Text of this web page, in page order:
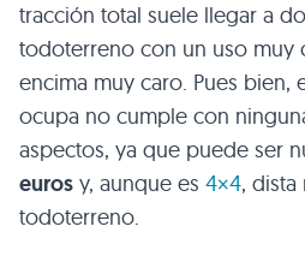
tracción total suele llegar a
todoterreno con un uso muy
encima muy caro. Pues bien,
ocupa no cumple con
aspectos, ya que puede ser
euros y, aunque es 4×4,
todoterreno.